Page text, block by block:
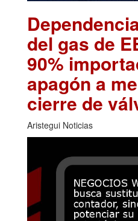
del gas de
90%
apagón a
cierre de
Aristegui Noticias